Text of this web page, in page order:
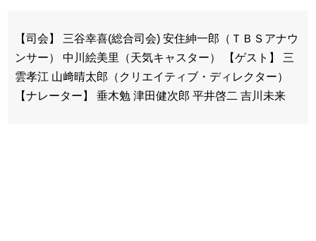
【司会】 三谷幸喜(総合司会) 安住紳一郎（ＴＢＳアナウ
ンサー） 中川絵美里（天気キャスター） 【ゲスト】 三
雲孝江 山﨑晴太郎（クリエイティブ・ディレクター）
【ナレーター】 垂木勉 津田健次郎 平井啓二 吉川未来